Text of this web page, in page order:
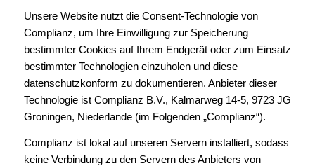
Unsere Website nutzt die Consent-Technologie von
Complianz, um Ihre Einwilligung zur Speicherung
bestimmter Cookies auf Ihrem Endgerät oder zum Einsatz
bestimmter Technologien einzuholen und diese
datenschutzkonform zu dokumentieren. Anbieter dieser
Technologie ist Complianz B.V., Kalmarweg 14-5, 9723 JG
Groningen, Niederlande (im Folgenden „Complianz“).
Complianz ist lokal auf unseren Servern installiert, sodass
keine Verbindung zu den Servern des Anbieters von